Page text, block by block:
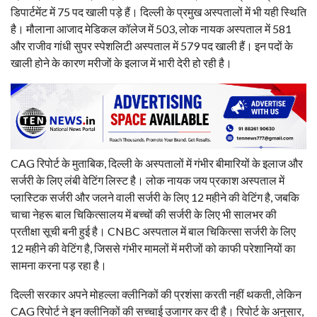
डिपार्टमेंट में 75 पद खाली पड़े हैं। दिल्ली के प्रमुख अस्पतालों में भी यही स्थिति
है। मौलाना आजाद मेडिकल कॉलेज में 503, लोक नायक अस्पताल में 581
और राजीव गांधी सुपर स्पेशलिटी अस्पताल में 579 पद खाली हैं। इन पदों के
खाली होने के कारण मरीजों के इलाज में भारी देरी हो रही है।
CAG रिपोर्ट के मुताबिक, दिल्ली के अस्पतालों में गंभीर बीमारियों के इलाज और
सर्जरी के लिए लंबी वेटिंग लिस्ट है। लोक नायक जय प्रकाश अस्पताल में
प्लास्टिक सर्जरी और जलने वाली सर्जरी के लिए 12 महीने की वेटिंग है, जबकि
चाचा नेहरू बाल चिकित्सालय में बच्चों की सर्जरी के लिए भी सालभर की
प्रतीक्षा सूची बनी हुई है। CNBC अस्पताल में बाल चिकित्सा सर्जरी के लिए
12 महीने की वेटिंग है, जिससे गंभीर मामलों में मरीजों को काफी परेशानियों का
सामना करना पड़ रहा है।
दिल्ली सरकार अपने मोहल्ला क्लीनिकों की प्रशंसा करती नहीं थकती, लेकिन
CAG रिपोर्ट ने इन क्लीनिकों की सच्चाई उजागर कर दी है। रिपोर्ट के अनुसार,